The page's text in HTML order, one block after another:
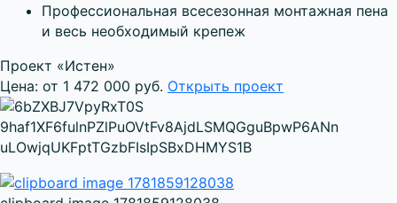
Профессиональная всесезонная монтажная пена
и весь необходимый крепеж
Проект «Истен»
Цена: от 1 472 000 руб. Открыть проект